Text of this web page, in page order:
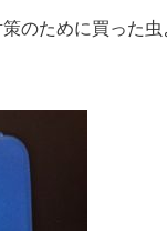
のために買った